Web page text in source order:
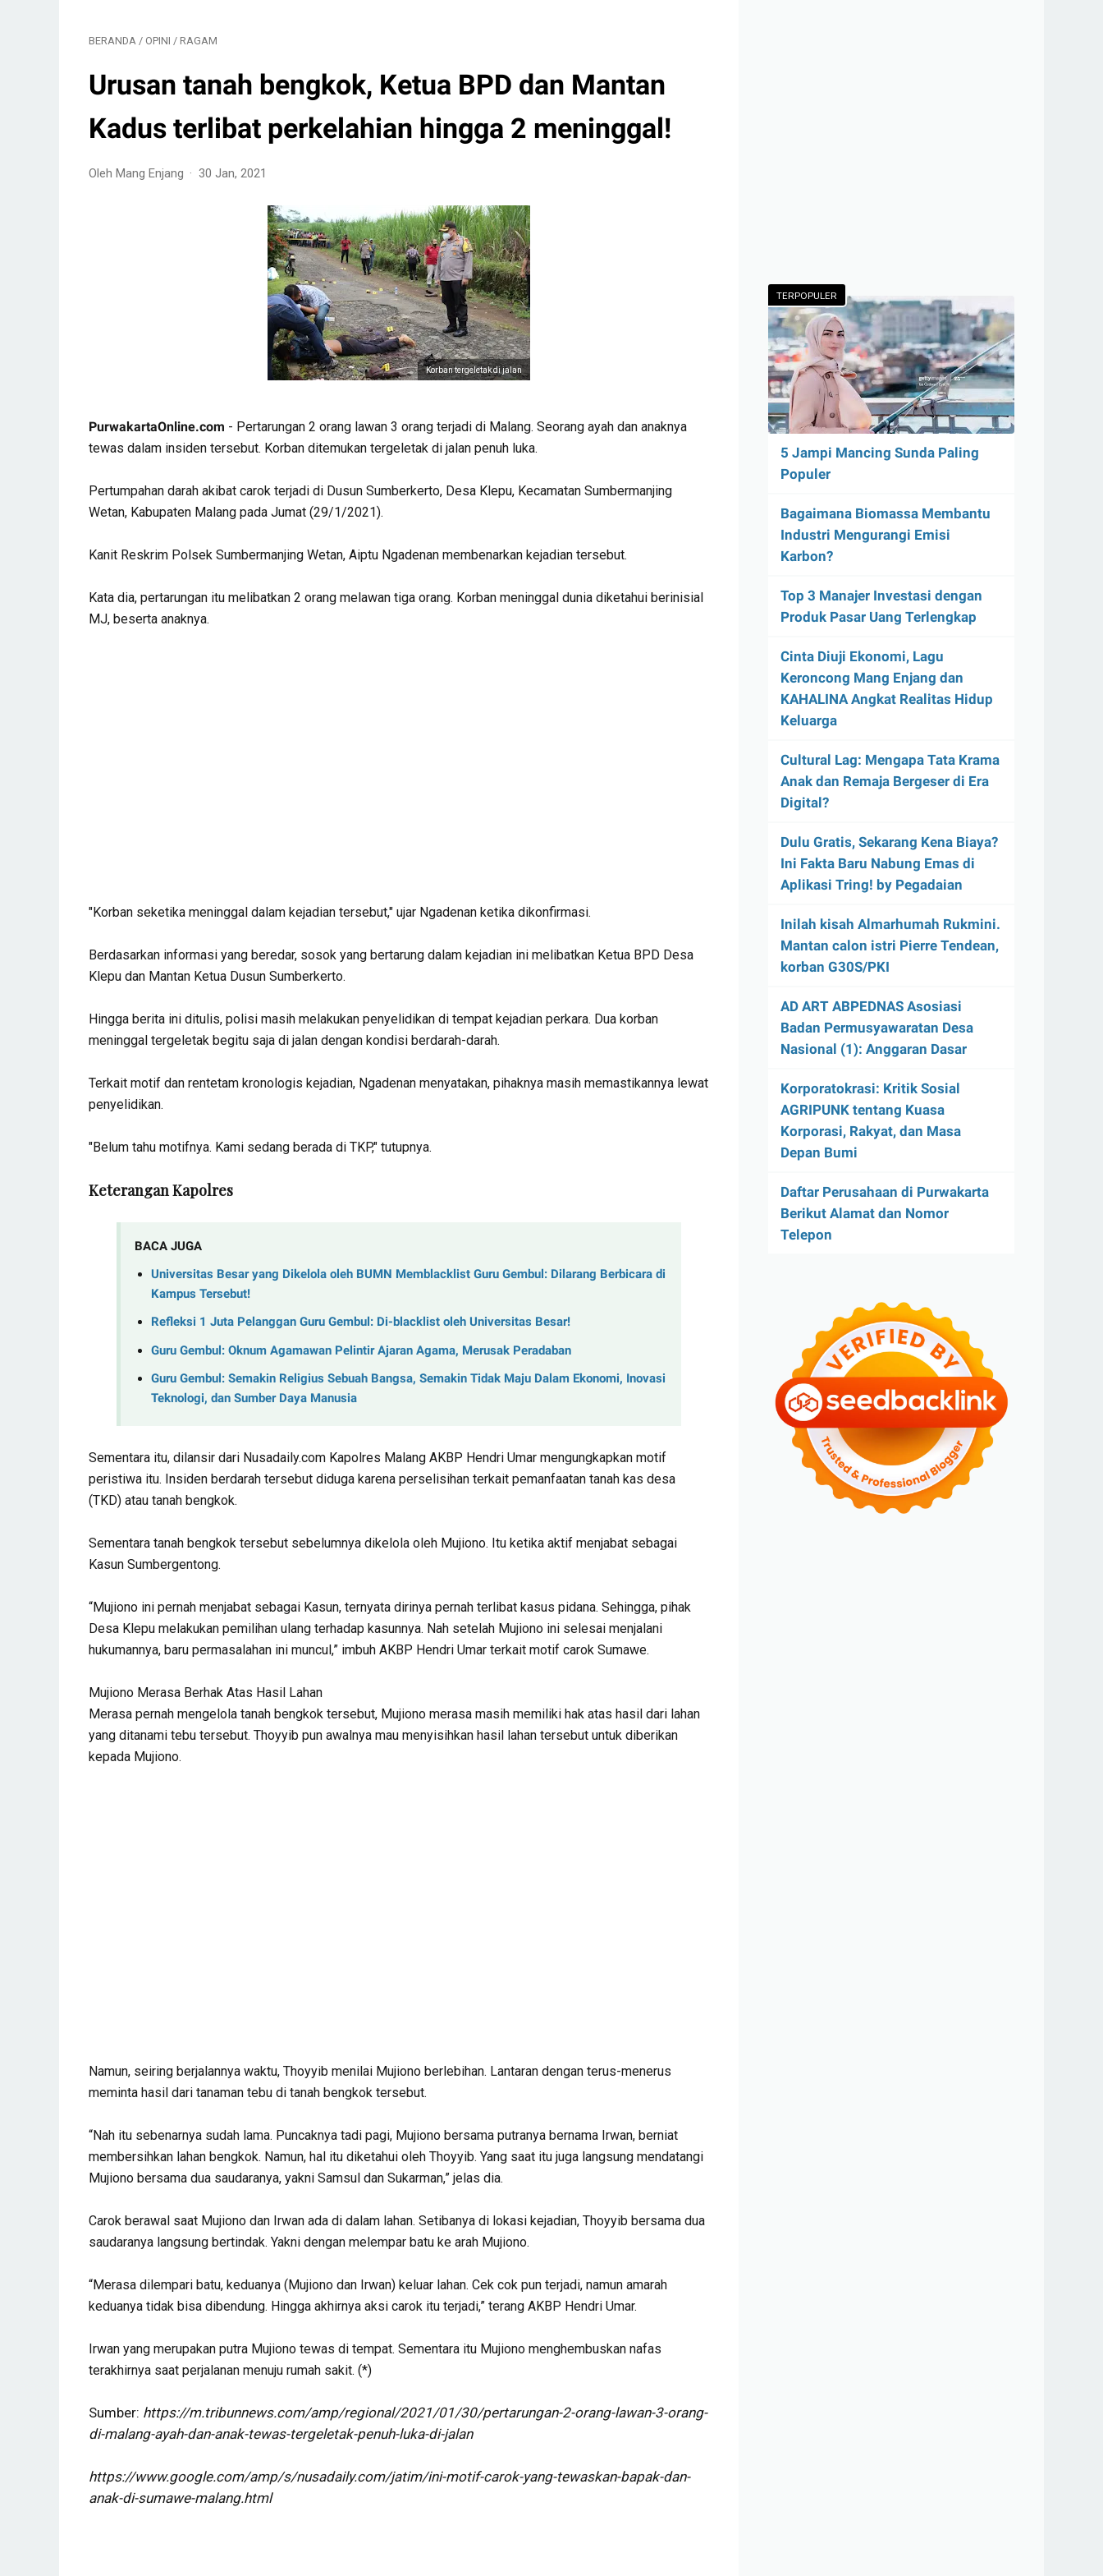
BERANDA / OPINI / RAGAM
Urusan tanah bengkok, Ketua BPD dan Mantan
Kadus terlibat perkelahian hingga 2 meninggal!
Oleh Mang Enjang 30 Jan, 2021
Korban tergeletak di jalan
PurwakartaOnline.com - Pertarungan 2 orang lawan 3 orang terjadi di Malang. Seorang ayah dan anaknya
tewas dalam insiden tersebut. Korban ditemukan tergeletak di jalan penuh luka.
Pertumpahan darah akibat carok terjadi di Dusun Sumberkerto, Desa Klepu, Kecamatan Sumbermanjing
Wetan, Kabupaten Malang pada Jumat (29/1/2021).
Kanit Reskrim Polsek Sumbermanjing Wetan, Aiptu Ngadenan membenarkan kejadian tersebut.
Kata dia, pertarungan itu melibatkan 2 orang melawan tiga orang. Korban meninggal dunia diketahui berinisial
MJ, beserta anaknya.
"Korban seketika meninggal dalam kejadian tersebut," ujar Ngadenan ketika dikonfirmasi.
Berdasarkan informasi yang beredar, sosok yang bertarung dalam kejadian ini melibatkan Ketua BPD Desa
Klepu dan Mantan Ketua Dusun Sumberkerto.
Hingga berita ini ditulis, polisi masih melakukan penyelidikan di tempat kejadian perkara. Dua korban
meninggal tergeletak begitu saja di jalan dengan kondisi berdarah-darah.
Terkait motif dan rentetam kronologis kejadian, Ngadenan menyatakan, pihaknya masih memastikannya lewat
penyelidikan.
"Belum tahu motifnya. Kami sedang berada di TKP," tutupnya.
Keterangan Kapolres
BACA JUGA
Universitas Besar yang Dikelola oleh BUMN Memblacklist Guru Gembul: Dilarang Berbicara di
Kampus Tersebut!
Refleksi 1 Juta Pelanggan Guru Gembul: Di-blacklist oleh Universitas Besar!
Guru Gembul: Oknum Agamawan Pelintir Ajaran Agama, Merusak Peradaban
Guru Gembul: Semakin Religius Sebuah Bangsa, Semakin Tidak Maju Dalam Ekonomi, Inovasi
Teknologi, dan Sumber Daya Manusia
Sementara itu, dilansir dari Nusadaily.com Kapolres Malang AKBP Hendri Umar mengungkapkan motif
peristiwa itu. Insiden berdarah tersebut diduga karena perselisihan terkait pemanfaatan tanah kas desa
(TKD) atau tanah bengkok.
Sementara tanah bengkok tersebut sebelumnya dikelola oleh Mujiono. Itu ketika aktif menjabat sebagai
Kasun Sumbergentong.
“Mujiono ini pernah menjabat sebagai Kasun, ternyata dirinya pernah terlibat kasus pidana. Sehingga, pihak
Desa Klepu melakukan pemilihan ulang terhadap kasunnya. Nah setelah Mujiono ini selesai menjalani
hukumannya, baru permasalahan ini muncul,” imbuh AKBP Hendri Umar terkait motif carok Sumawe.
Mujiono Merasa Berhak Atas Hasil Lahan
Merasa pernah mengelola tanah bengkok tersebut, Mujiono merasa masih memiliki hak atas hasil dari lahan
yang ditanami tebu tersebut. Thoyyib pun awalnya mau menyisihkan hasil lahan tersebut untuk diberikan
kepada Mujiono.
Namun, seiring berjalannya waktu, Thoyyib menilai Mujiono berlebihan. Lantaran dengan terus-menerus
meminta hasil dari tanaman tebu di tanah bengkok tersebut.
“Nah itu sebenarnya sudah lama. Puncaknya tadi pagi, Mujiono bersama putranya bernama Irwan, berniat
membersihkan lahan bengkok. Namun, hal itu diketahui oleh Thoyyib. Yang saat itu juga langsung mendatangi
Mujiono bersama dua saudaranya, yakni Samsul dan Sukarman,” jelas dia.
Carok berawal saat Mujiono dan Irwan ada di dalam lahan. Setibanya di lokasi kejadian, Thoyyib bersama dua
saudaranya langsung bertindak. Yakni dengan melempar batu ke arah Mujiono.
“Merasa dilempari batu, keduanya (Mujiono dan Irwan) keluar lahan. Cek cok pun terjadi, namun amarah
keduanya tidak bisa dibendung. Hingga akhirnya aksi carok itu terjadi,” terang AKBP Hendri Umar.
Irwan yang merupakan putra Mujiono tewas di tempat. Sementara itu Mujiono menghembuskan nafas
terakhirnya saat perjalanan menuju rumah sakit. (*)
Sumber: https://m.tribunnews.com/amp/regional/2021/01/30/pertarungan-2-orang-lawan-3-orang-
di-malang-ayah-dan-anak-tewas-tergeletak-penuh-luka-di-jalan
https://www.google.com/amp/s/nusadaily.com/jatim/ini-motif-carok-yang-tewaskan-bapak-dan-
anak-di-sumawe-malang.html
TERPOPULER
5 Jampi Mancing Sunda Paling
Populer
Bagaimana Biomassa Membantu
Industri Mengurangi Emisi
Karbon?
Top 3 Manajer Investasi dengan
Produk Pasar Uang Terlengkap
Cinta Diuji Ekonomi, Lagu
Keroncong Mang Enjang dan
KAHALINA Angkat Realitas Hidup
Keluarga
Cultural Lag: Mengapa Tata Krama
Anak dan Remaja Bergeser di Era
Digital?
Dulu Gratis, Sekarang Kena Biaya?
Ini Fakta Baru Nabung Emas di
Aplikasi Tring! by Pegadaian
Inilah kisah Almarhumah Rukmini.
Mantan calon istri Pierre Tendean,
korban G30S/PKI
AD ART ABPEDNAS Asosiasi
Badan Permusyawaratan Desa
Nasional (1): Anggaran Dasar
Korporatokrasi: Kritik Sosial
AGRIPUNK tentang Kuasa
Korporasi, Rakyat, dan Masa
Depan Bumi
Daftar Perusahaan di Purwakarta
Berikut Alamat dan Nomor
Telepon